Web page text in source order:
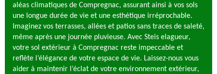
aléas climatiques de Compregnac, assurant ainsi à vos sols
une longue durée de vie et une esthétique irréprochable.
Imaginez vos terrasses, allées et patios sans traces de saleté,
même après une journée pluvieuse. Avec Steis elagueur,
votre sol extérieur à Compregnac reste impeccable et
reflète l’élégance de votre espace de vie. Laissez-nous vous
aider à maintenir l’éclat de votre environnement extérieur,